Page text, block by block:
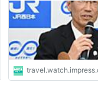
〜大阪環状線で運
行き10本、大阪環